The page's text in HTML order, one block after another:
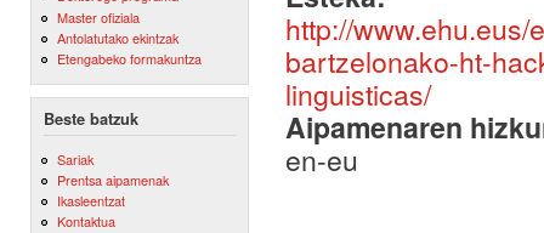
Master ofiziala
Antolatutako ekintzak
Etengabeko formakuntza
Beste batzuk
Sariak
Prentsa aipamenak
Ikasleentzat
Kontaktua
http://
bartzelonako-ht-
linguisticas/
Aipamenaren
en-eu